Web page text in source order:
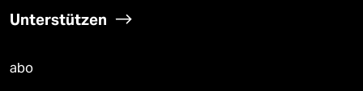
Unterstützen
abo